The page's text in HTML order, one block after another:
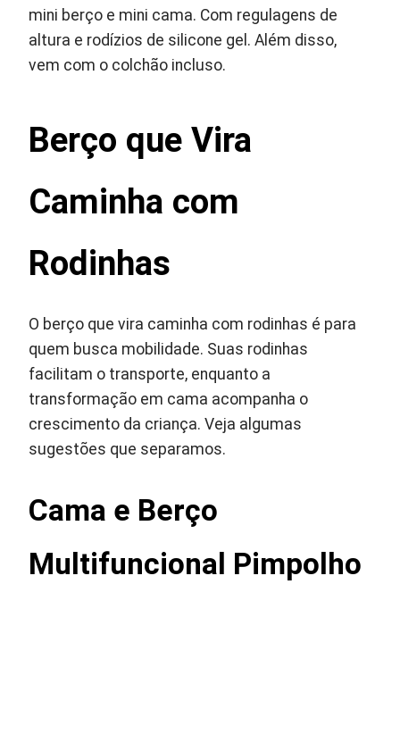
mini berço e mini cama. Com regulagens de
altura e rodízios de silicone gel. Além disso,
vem com o colchão incluso.
Berço que Vira
Caminha com
Rodinhas
O berço que vira caminha com rodinhas é para
quem busca mobilidade. Suas rodinhas
facilitam o transporte, enquanto a
transformação em cama acompanha o
crescimento da criança. Veja algumas
sugestões que separamos.
Cama e Berço
Multifuncional Pimpolho